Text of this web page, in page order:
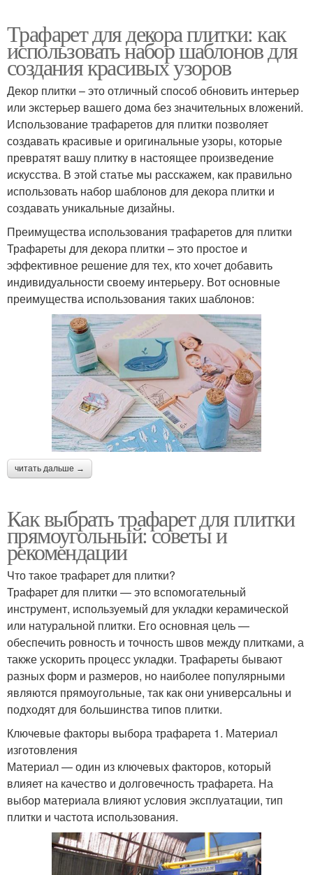
Трафарет для декора плитки: как
использовать набор шаблонов для
создания красивых узоров
Декор плитки – это отличный способ обновить интерьер
или экстерьер вашего дома без значительных вложений.
Использование трафаретов для плитки позволяет
создавать красивые и оригинальные узоры, которые
превратят вашу плитку в настоящее произведение
искусства. В этой статье мы расскажем, как правильно
использовать набор шаблонов для декора плитки и
создавать уникальные дизайны.
Преимущества использования трафаретов для плитки
Трафареты для декора плитки – это простое и
эффективное решение для тех, кто хочет добавить
индивидуальности своему интерьеру. Вот основные
преимущества использования таких шаблонов:
читать дальше →
Как выбрать трафарет для плитки
прямоугольный: советы и
рекомендации
Что такое трафарет для плитки?
Трафарет для плитки — это вспомогательный
инструмент, используемый для укладки керамической
или натуральной плитки. Его основная цель —
обеспечить ровность и точность швов между плитками, а
также ускорить процесс укладки. Трафареты бывают
разных форм и размеров, но наиболее популярными
являются прямоугольные, так как они универсальны и
подходят для большинства типов плитки.
Ключевые факторы выбора трафарета 1. Материал
изготовления
Материал — один из ключевых факторов, который
влияет на качество и долговечность трафарета. На
выбор материала влияют условия эксплуатации, тип
плитки и частота использования.